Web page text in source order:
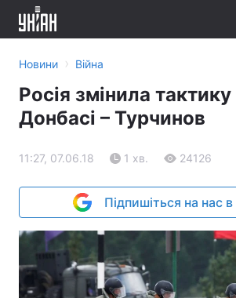
Новини › Війна
Росія змінила тактику
Донбасі – Турчинов
11:27, 07.06.18 1 хв. 24126
Підпишіться на нас